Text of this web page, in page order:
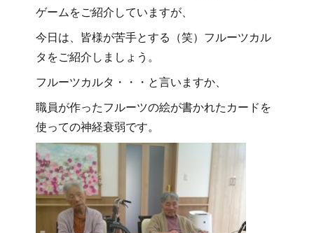
ゲームをご紹介していますが、
今日は、皆様が苦手とする（笑）フルーツカル
タをご紹介しましょう。
フルーツカルタ・・・と言いますか、
職員が作ったフルーツの絵が書かれたカードを
使っての神経衰弱です。